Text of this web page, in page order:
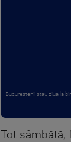
Bucureștenii stau ziua la
Tot sâmbătă,